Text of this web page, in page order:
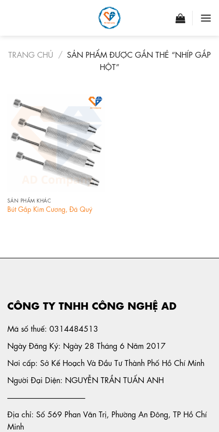
TRANG CHỦ / SẢN PHẨM ĐƯỢC GẮN THẺ “NHÍP GẮP
HỘT”
SẢN PHẨM KHÁC
Bút Gắp Kim Cương, Đá Quý
CÔNG TY TNHH CÔNG NGHỆ AD
Mã số thuế: 0314484513
Ngày Đăng Ký: Ngày 28 Tháng 6 Năm 2017
Nơi cấp: Sở Kế Hoạch Và Đầu Tư Thành Phố Hồ Chí Minh
Người Đại Diện: NGUYỄN TRẦN TUẤN ANH
-----------------------------------------------------
Địa chỉ: Số 569 Phan Văn Trị, Phường An Đông, TP Hồ Chí
Minh